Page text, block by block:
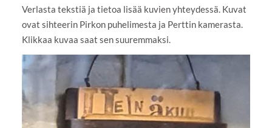
Verlasta tekstiä ja tietoa lisää kuvien yhteydessä. Kuvat
ovat sihteerin Pirkon puhelimesta ja Perttin kamerasta.
Klikkaa kuvaa saat sen suuremmaksi.